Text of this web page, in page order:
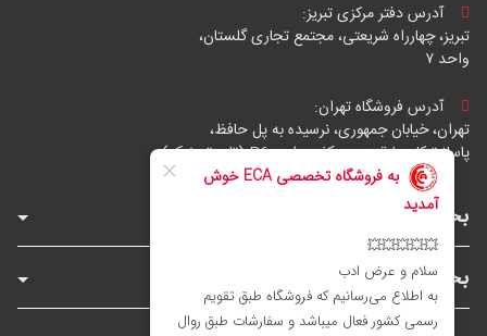
آدرس دفتر مرکزی تبریز:
تبریز، چهارراه شریعتی، مجتمع تجاری گلستان،
واحد ۷
آدرس فروشگاه تهران:
تهران، خیابان جمهوری، نرسیده به پل حافظ،
پاساژ توکل، طبقه زیرهمکف، واحد B6 (تاپ ترونیک)
بخش‌های فروشگاه
بخش‌های سایت